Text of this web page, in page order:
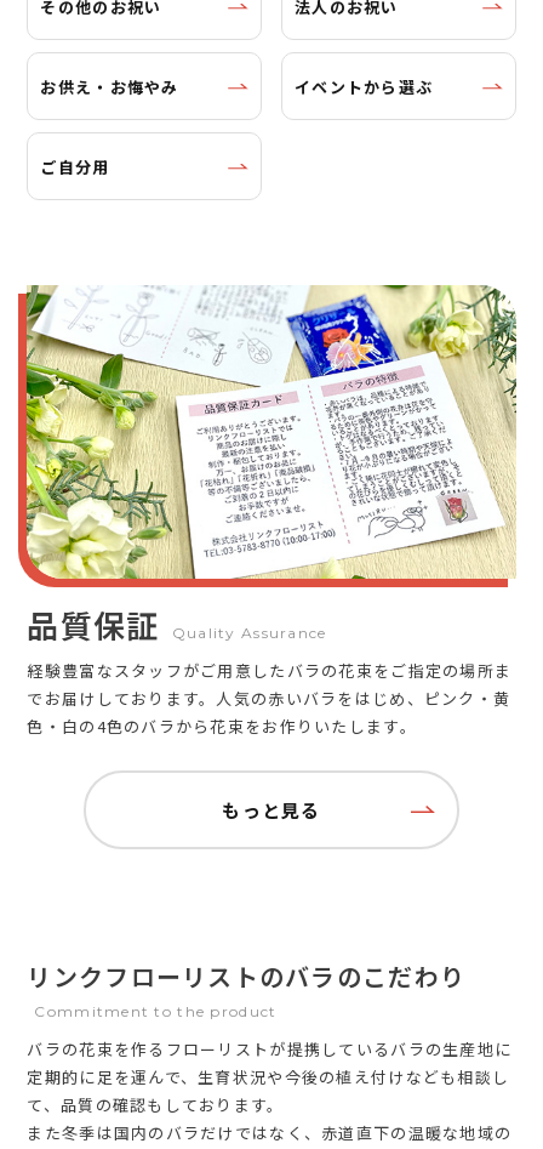
その他のお祝い 法人のお祝い
お供え・お悔やみ イベントから選ぶ
ご自分用
品質保証 Quality Assurance
経験豊富なスタッフがご用意したバラの花束をご指定の場所ま
でお届けしております。人気の赤いバラをはじめ、ピンク・黄
色・白の4色のバラから花束をお作りいたします。
もっと見る
リンクフローリストのバラのこだわり
Commitment to the product
バラの花束を作るフローリストが提携しているバラの生産地に
定期的に足を運んで、生育状況や今後の植え付けなども相談し
て、品質の確認もしております。
また冬季は国内のバラだけではなく、赤道直下の温暖な地域の